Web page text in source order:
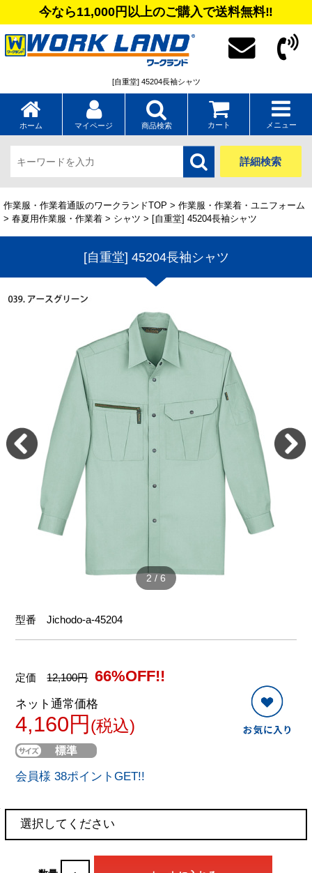
今なら11,000円以上のご購入で送料無料‼
[自重堂] 45204長袖シャツ
ホーム マイページ 商品検索 カート メニュー
詳細検索
作業服・作業着通販のワークランドTOP > 作業服・作業着・ユニフォーム
> 春夏用作業服・作業着 > シャツ > [自重堂] 45204長袖シャツ
[自重堂] 45204長袖シャツ
2 / 6
型番Jichodo-a-45204
定価12,100円 66%OFF!!
ネット通常価格
4,160円 (税込)
会員様 38ポイントGET!!